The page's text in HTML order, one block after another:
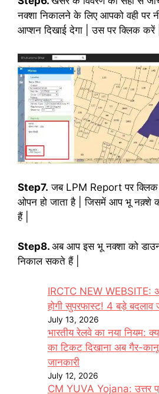
नक्शा निकालने के लिए आपको वही पर
आप्शन दिखाई देगा | उस पर क्लिक करें |
Step7. जब LPM Report पर क्लिक
ओपन हो जाता है | जिसमें आप भू नक़्शे
हैं |
Step8. अब आप इस भू नक्शा को
निकाल सकते हैं |
IRCTC NEW WEBSITE:
होगी सुपरफास्ट! 4 बड़े
July 13, 2026
भारतीय रेलवे का नया नियम:
का टिकट दिखाना अब गैर-
जानकारी
July 12, 2026
CM YUVA Yojana: उत्तर